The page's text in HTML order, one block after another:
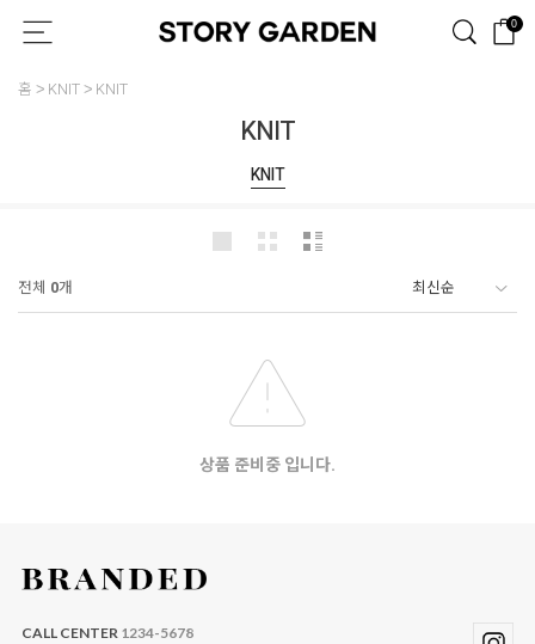
0
홈 KNIT KNIT
KNIT
KNIT
전체 0개
상품 준비중 입니다.
CALL CENTER1234-5678